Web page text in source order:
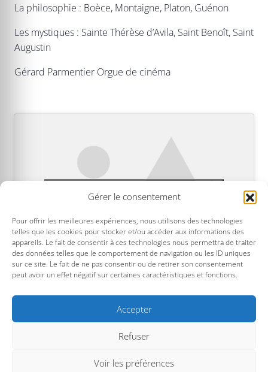
Gérer le consentement
Pour offrir les meilleures expériences, nous utilisons des technologies
telles que les cookies pour stocker et/ou accéder aux informations des
appareils. Le fait de consentir à ces technologies nous permettra de traiter
des données telles que le comportement de navigation ou les ID uniques
sur ce site. Le fait de ne pas consentir ou de retirer son consentement
peut avoir un effet négatif sur certaines caractéristiques et fonctions.
Accepter
Refuser
Voir les préférences
La philosophie : Boèce, Montaigne, Platon, Guénon
Les mystiques : Sainte Thérèse d’Avila, Saint Benoît, Saint
Augustin
Gérard Parmentier Orgue de cinéma
Cliquez pour accepter les cookies
(*) Sur présentation d'un justificatif.